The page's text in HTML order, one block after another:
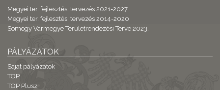
Megyei ter. fejlesztési tervezés 2021-2027
Megyei ter. fejlesztési tervezés 2014-2020
Somogy Vármegye Területrendezési Terve 2023.
PÁLYÁZATOK
Saját pályázatok
TOP
TOP Plusz